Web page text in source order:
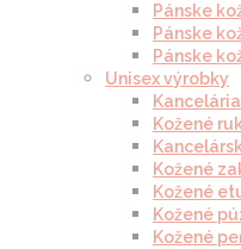
Pánske
Pánske
Pánske
Unisex výrobky
Kancelária
Kožené
Kožené
Kožené
Kožené
Kožené